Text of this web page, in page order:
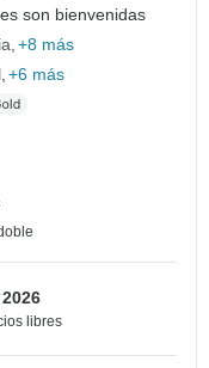
son bienvenidas
+8 más
+6 más
libres